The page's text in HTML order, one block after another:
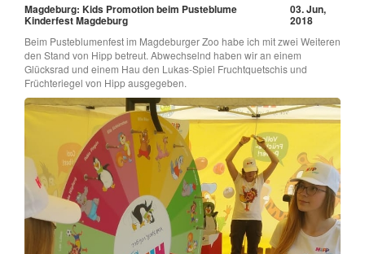
Magdeburg: Kids Promotion beim Pusteblume
Kinderfest Magdeburg
03. Jun,
2018
Beim Pusteblumenfest im Magdeburger Zoo habe ich mit zwei Weiteren
den Stand von Hipp betreut. Abwechselnd haben wir an einem
Glücksrad und einem Hau den Lukas-Spiel Fruchtquetschis und
Früchteriegel von Hipp ausgegeben.